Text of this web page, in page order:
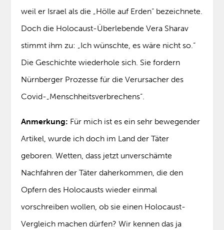
weil er Israel als die „Hölle auf Erden“ bezeichnete.
Doch die Holocaust-Überlebende Vera Sharav
stimmt ihm zu: „Ich wünschte, es wäre nicht so.“
Die Geschichte wiederhole sich. Sie fordern
Nürnberger Prozesse für die Verursacher des
Covid-„Menschheitsverbrechens“.
Anmerkung: Für mich ist es ein sehr bewegender
Artikel, wurde ich doch im Land der Täter
geboren. Wetten, dass jetzt unverschämte
Nachfahren der Täter daherkommen, die den
Opfern des Holocausts wieder einmal
vorschreiben wollen, ob sie einen Holocaust-
Vergleich machen dürfen? Wir kennen das ja